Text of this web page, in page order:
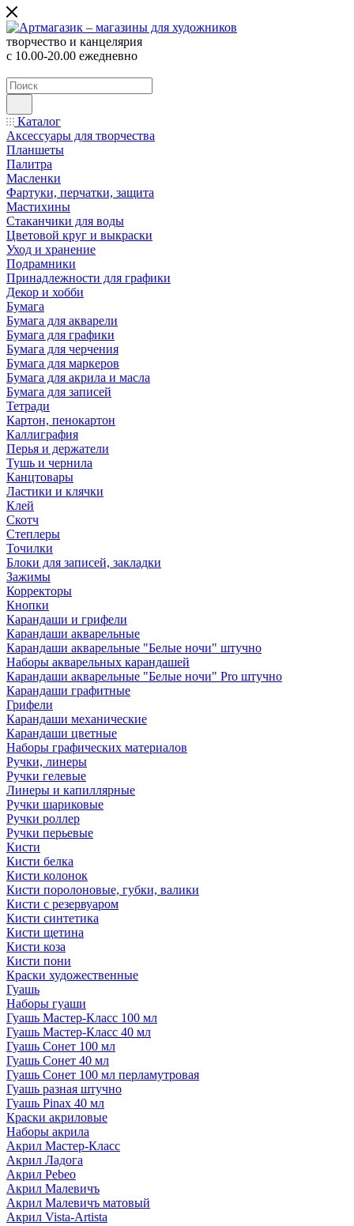
творчество и канцелярия
с 10.00-20.00 ежедневно
Каталог
Аксессуары для творчества
Планшеты
Палитра
Масленки
Фартуки, перчатки, защита
Мастихины
Стаканчики для воды
Цветовой круг и выкраски
Уход и хранение
Подрамники
Принадлежности для графики
Декор и хобби
Бумага
Бумага для акварели
Бумага для графики
Бумага для черчения
Бумага для маркеров
Бумага для акрила и масла
Бумага для записей
Тетради
Картон, пенокартон
Каллиграфия
Перья и держатели
Тушь и чернила
Канцтовары
Ластики и клячки
Клей
Скотч
Степлеры
Точилки
Блоки для записей, закладки
Зажимы
Корректоры
Кнопки
Карандаши и грифели
Карандаши акварельные
Карандаши акварельные "Белые ночи" штучно
Наборы акварельных карандашей
Карандаши акварельные "Белые ночи" Pro штучно
Карандаши графитные
Грифели
Карандаши механические
Карандаши цветные
Наборы графических материалов
Ручки, линеры
Ручки гелевые
Линеры и капиллярные
Ручки шариковые
Ручки роллер
Ручки перьевые
Кисти
Кисти белка
Кисти колонок
Кисти поролоновые, губки, валики
Кисти с резервуаром
Кисти синтетика
Кисти щетина
Кисти коза
Кисти пони
Краски художественные
Гуашь
Наборы гуаши
Гуашь Мастер-Класс 100 мл
Гуашь Мастер-Класс 40 мл
Гуашь Сонет 100 мл
Гуашь Сонет 40 мл
Гуашь Сонет 100 мл перламутровая
Гуашь разная штучно
Гуашь Pinax 40 мл
Краски акриловые
Наборы акрила
Акрил Мастер-Класс
Акрил Ладога
Акрил Pebeo
Акрил Малевичъ
Акрил Малевичъ матовый
Акрил Vista-Artista